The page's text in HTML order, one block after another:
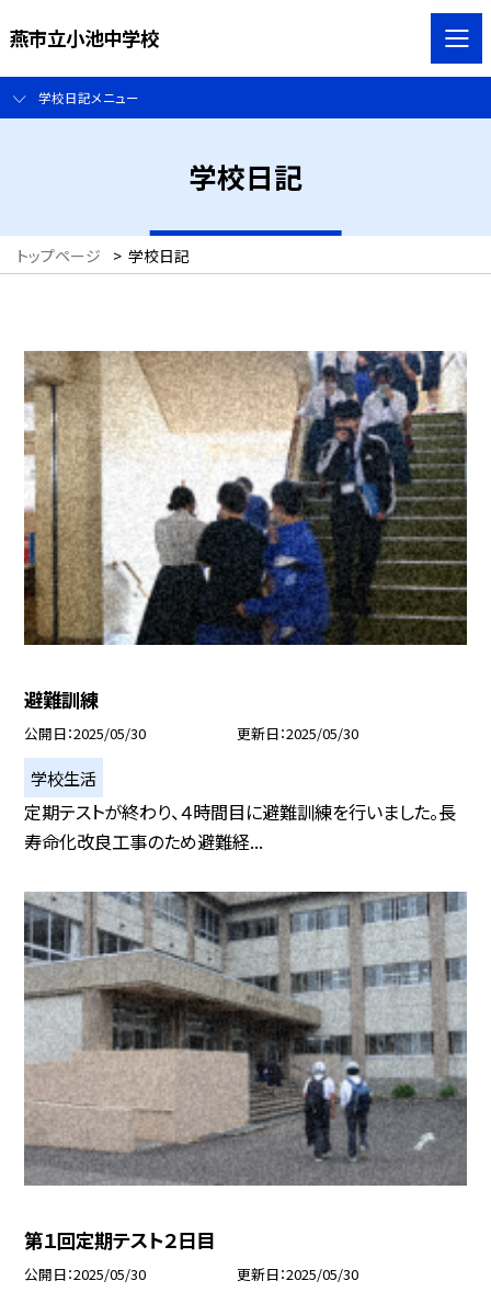
燕市立小池中学校
学校日記メニュー
学校日記
トップページ > 学校日記
避難訓練
公開日 2025/05/30 更新日 2025/05/30
学校生活
定期テストが終わり、４時間目に避難訓練を行いました。長
寿命化改良工事のため避難経...
第１回定期テスト２日目
公開日 2025/05/30 更新日 2025/05/30